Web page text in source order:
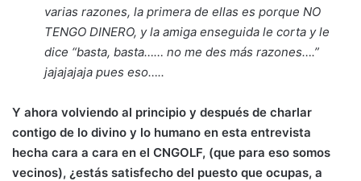
varias razones, la primera de ellas es porque NO
TENGO DINERO, y la amiga enseguida le corta y le
dice “basta, basta…… no me des más razones….”
jajajajaja pues eso…..
Y ahora volviendo al principio y después de charlar
contigo de lo divino y lo humano en esta entrevista
hecha cara a cara en el CNGOLF, (que para eso somos
vecinos), ¿estás satisfecho del puesto que ocupas, a